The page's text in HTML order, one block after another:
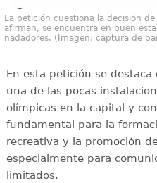
La petición cuestiona la decisión
afirman, se encuentra en buen
nadadores. (Imagen: captura de
En esta petición se
una de las pocas
olímpicas en la capital y
fundamental para la
recreativa y la promoción
especialmente para
limitados.